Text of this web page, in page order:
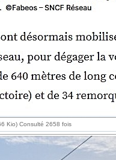
Kio) Consulté 2658 fois